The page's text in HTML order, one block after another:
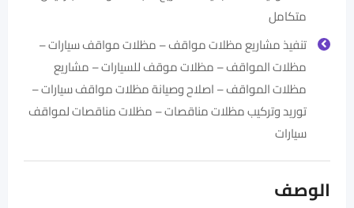
متكامل
تنفيذ مشاريع مظلات مواقف – مظلات مواقف سيارات –
مظلات المواقف – مظلات موقف للسيارات – مشاريع
مظلات المواقف – اصلاح وصيانة مظلات مواقف سيارات –
توريد وتركيب مظلات مناقصات – مظلات مناقصات لمواقف
سيارات
الوصف